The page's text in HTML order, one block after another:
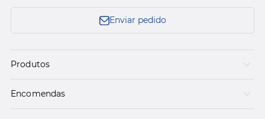
Enviar pedido
Produtos
Encomendas